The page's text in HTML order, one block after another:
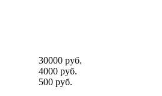
30000 руб.
4000 руб.
500 руб.